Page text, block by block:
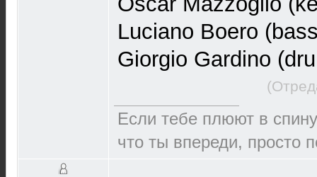
Luciano Boero
Giorgio Gardino
Если тебе плюют в
что ты впереди, просто